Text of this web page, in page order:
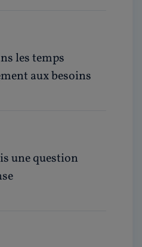
les temps
aux besoins
une question